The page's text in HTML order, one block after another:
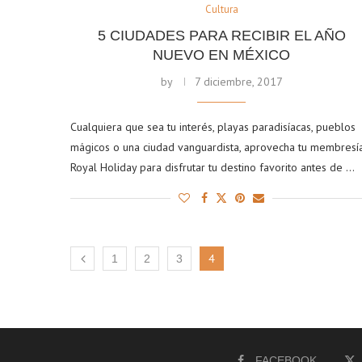
Cultura
5 CIUDADES PARA RECIBIR EL AÑO
NUEVO EN MÉXICO
by 7 diciembre, 2017
Cualquiera que sea tu interés, playas paradisíacas, pueblos
mágicos o una ciudad vanguardista, aprovecha tu
Royal Holiday para disfrutar tu destino favorito antes de …
1 2 3 4